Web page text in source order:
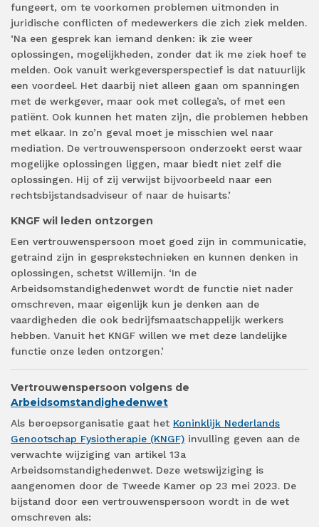
fungeert, om te voorkomen problemen uitmonden in
juridische conflicten of medewerkers die zich ziek melden.
‘Na een gesprek kan iemand denken: ik zie weer
oplossingen, mogelijkheden, zonder dat ik me ziek hoef te
melden. Ook vanuit werkgeversperspectief is dat natuurlijk
een voordeel. Het daarbij niet alleen gaan om spanningen
met de werkgever, maar ook met collega’s, of met een
patiënt. Ook kunnen het maten zijn, die problemen hebben
met elkaar. In zo’n geval moet je misschien wel naar
mediation. De vertrouwenspersoon onderzoekt eerst waar
mogelijke oplossingen liggen, maar biedt niet zelf die
oplossingen. Hij of zij verwijst bijvoorbeeld naar een
rechtsbijstandsadviseur of naar de huisarts.’
KNGF wil leden ontzorgen
Een vertrouwenspersoon moet goed zijn in communicatie,
getraind zijn in gesprekstechnieken en kunnen denken in
oplossingen, schetst Willemijn. ‘In de
Arbeidsomstandighedenwet wordt de functie niet nader
omschreven, maar eigenlijk kun je denken aan de
vaardigheden die ook bedrijfsmaatschappelijk werkers
hebben. Vanuit het KNGF willen we met deze landelijke
functie onze leden ontzorgen.’
Vertrouwenspersoon volgens de
Arbeidsomstandighedenwet
Als beroepsorganisatie gaat het Koninklijk Nederlands
Genootschap Fysiotherapie (KNGF) invulling geven aan de
verwachte wijziging van artikel 13a
Arbeidsomstandighedenwet. Deze wetswijziging is
aangenomen door de Tweede Kamer op 23 mei 2023. De
bijstand door een vertrouwenspersoon wordt in de wet
omschreven als: